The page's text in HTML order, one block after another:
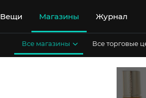
Вещи Магазины Журнал
Все магазины Все торговые